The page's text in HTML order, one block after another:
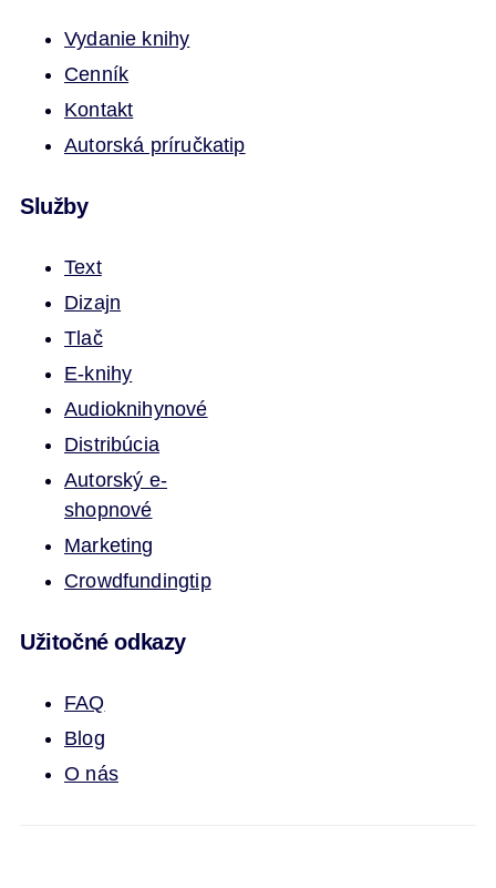
Vydanie knihy
Cenník
Kontakt
Autorská príručkatip
Služby
Text
Dizajn
Tlač
E-knihy
Audioknihynové
Distribúcia
Autorský e-
shopnové
Marketing
Crowdfundingtip
Užitočné odkazy
FAQ
Blog
O nás